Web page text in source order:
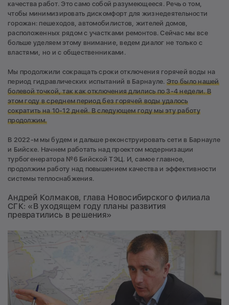
качества работ. Это само собой разумеющееся. Речь о том,
чтобы минимизировать дискомфорт для жизнедеятельности
горожан: пешеходов, автомобилистов, жителей домов,
расположенных рядом с участками ремонтов. Сейчас мы все
больше уделяем этому внимание, ведем диалог не только с
властями, но и с общественниками.
Мы продолжили сокращать сроки отключения горячей воды на
период гидравлических испытаний в Барнауле. Это было нашей
болевой точкой, так как отключения длились по 3-4 недели. В
этом году в среднем период без горячей воды удалось
сократить на 10-12 дней. В следующем году мы эту работу
продолжим.
В 2022-м мы будем и дальше реконструировать сети в Барнауле
и Бийске. Начнем работать над проектом модернизации
турбогенератора №6 Бийской ТЭЦ. И, самое главное,
продолжим работу над повышением качества и эффективности
системы теплоснабжения.
Андрей Колмаков, глава Новосибирского филиала
СГК: «В уходящем году планы развития
превратились в решения»